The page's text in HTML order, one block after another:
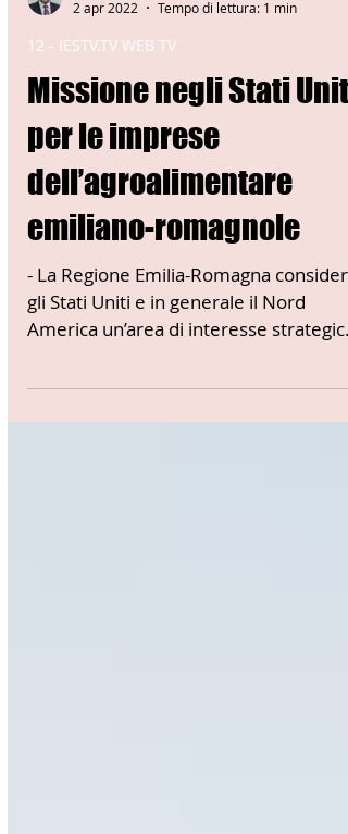
Fabio Fossati
2 apr 2022
Tempo di lettura: 1 min
12 - IESTV.TV WEB TV
Missione negli Stati Uniti
per le imprese
dell’agroalimentare
emiliano-romagnole
- La Regione Emilia-Romagna considera